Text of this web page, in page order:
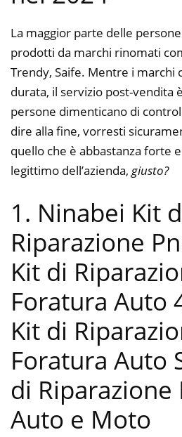
La maggior parte delle
prodotti da marchi rinomati
Trendy, Saife. Mentre i marchi
durata, il servizio post-vendita
persone dimenticano di
dire alla fine, vorresti
quello che è abbastanza forte
legittimo dell’azienda, giusto?
1. Ninabei Kit
Riparazione
Kit di
Foratura Auto
Kit di
Foratura Auto
di Riparazione
Auto e Moto